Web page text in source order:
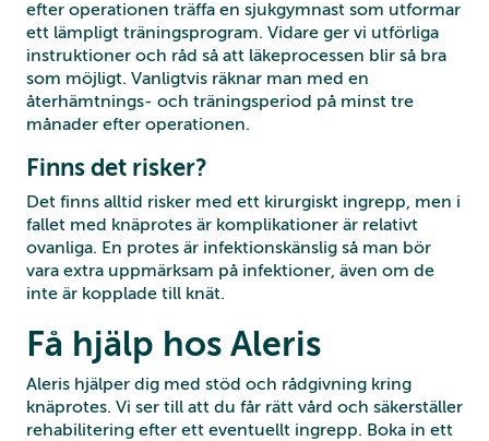
efter operationen träffa en sjukgymnast som utformar
ett lämpligt träningsprogram. Vidare ger vi utförliga
instruktioner och råd så att läkeprocessen blir så bra
som möjligt. Vanligtvis räknar man med en
återhämtnings- och träningsperiod på minst tre
månader efter operationen.
Finns det risker?
Det finns alltid risker med ett kirurgiskt ingrepp, men i
fallet med knäprotes är komplikationer är relativt
ovanliga. En protes är infektionskänslig så man bör
vara extra uppmärksam på infektioner, även om de
inte är kopplade till knät.
Få hjälp hos Aleris
Aleris hjälper dig med stöd och rådgivning kring
knäprotes. Vi ser till att du får rätt vård och säkerställer
rehabilitering efter ett eventuellt ingrepp. Boka in ett